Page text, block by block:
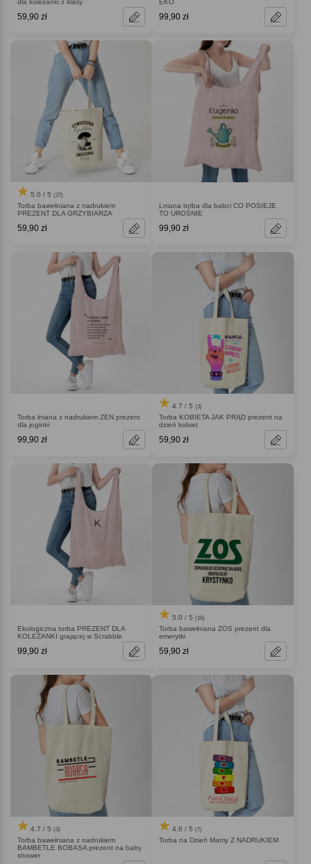
dla koleżanki z klasy
59,90 zł
EKO
99,90 zł
5.0 / 5 (27)
Torba bawełniana z nadrukiem
PREZENT DLA GRZYBIARZA
59,90 zł
Lniana torba dla babci CO POSIEJE
TO UROŚNIE
99,90 zł
Torba lniana z nadrukiem ZEN prezent
dla joginki
99,90 zł
4.7 / 5 (3)
Torba KOBIETA JAK PRĄD prezent na
dzień kobiet
59,90 zł
Ekologiczna torba PREZENT DLA
KOLEŻANKI grającej w Scrabble
99,90 zł
5.0 / 5 (16)
Torba bawełniana ZOS prezent dla
emerytki
59,90 zł
4.7 / 5 (3)
Torba bawełniana z nadrukiem
BAMBETLE BOBASA prezent na baby
shower
4.6 / 5 (7)
Torba na Dzień Mamy Z NADRUKIEM